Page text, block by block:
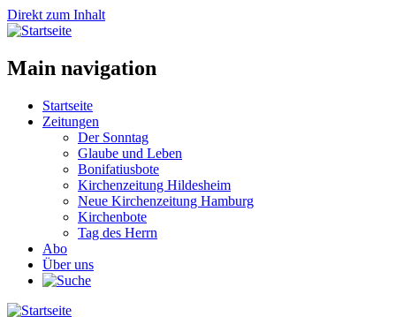
Direkt zum Inhalt
Main navigation
Startseite
Zeitungen
Der Sonntag
Glaube und Leben
Bonifatiusbote
Kirchenzeitung Hildesheim
Neue Kirchenzeitung Hamburg
Kirchenbote
Tag des Herrn
Abo
Über uns